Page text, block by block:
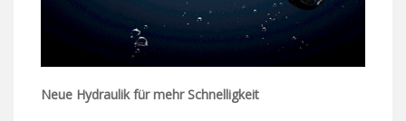
Neue Hydraulik für mehr Schnelligkeit